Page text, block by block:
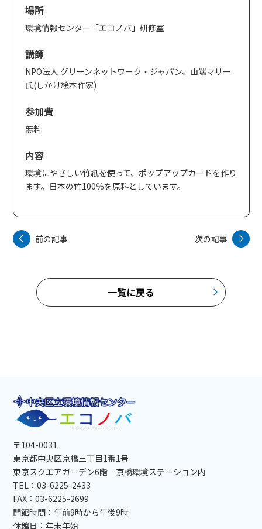
場所
環境情報センター「エコノバ」研修室
講師
NPO法人 グリーンネットワーク・ジャパン、山端マリー
氏(しかけ絵本作家)
参加費
無料
内容
環境にやさしい竹紙を使って、ポップアップカードを作り
ます。日本の竹100％を原料としています。
前の記事 次の記事
一覧に戻る
〒104-0031
東京都中央区京橋三丁目1番1号
東京スクエアガーデン6階 京橋環境ステーション内
TEL：03-6225-2433
FAX：03-6225-2699
開館時間：午前9時から午後9時
休館日：年末年始